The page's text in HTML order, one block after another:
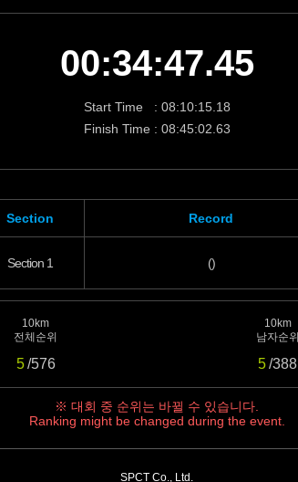
00:34:47.45
Start Time : 08:10:15.18
Finish Time : 08:45:02.63
Section Record
Section 1 ()
10km
전체순위
5/576
10km
남자순위
5/388
※ 대회 중 순위는 바뀔 수 있습니다.
Ranking might be changed during the event.
SPCT Co., Ltd.